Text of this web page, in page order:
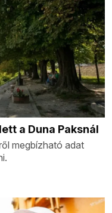
a Duna Paksnál
megbízható adat